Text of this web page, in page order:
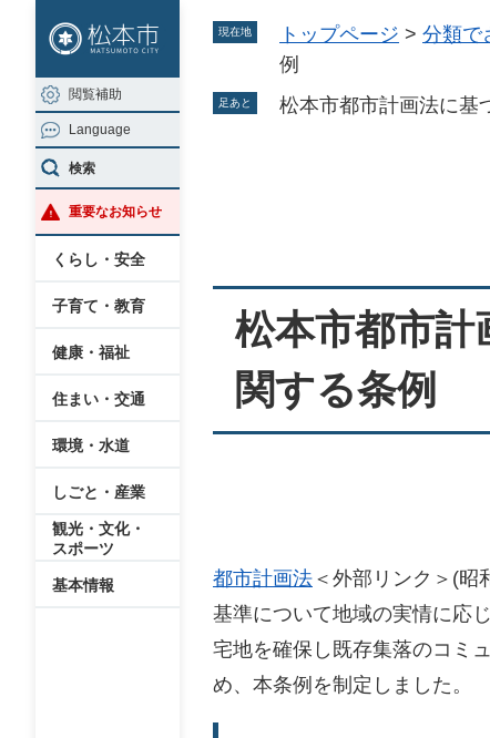
ジ
の
先
頭
で
す
ュ
ー
を
飛
ば
し
閲覧補助
Language
検索
重要なお知らせ
くらし・安全
子育て・教育
健康・福祉
住まい・交通
環境・水道
しごと・産業
観光・文化・
スポーツ
基本情報
現在地 トップページ > 分類で
例
足あと 松本市都市計画法に基
松本市都市計
関する条例
都市計画法 ＜外部リンク＞ (昭
基準について地域の実情に応
宅地を確保し既存集落のコミ
め、本条例を制定しました。